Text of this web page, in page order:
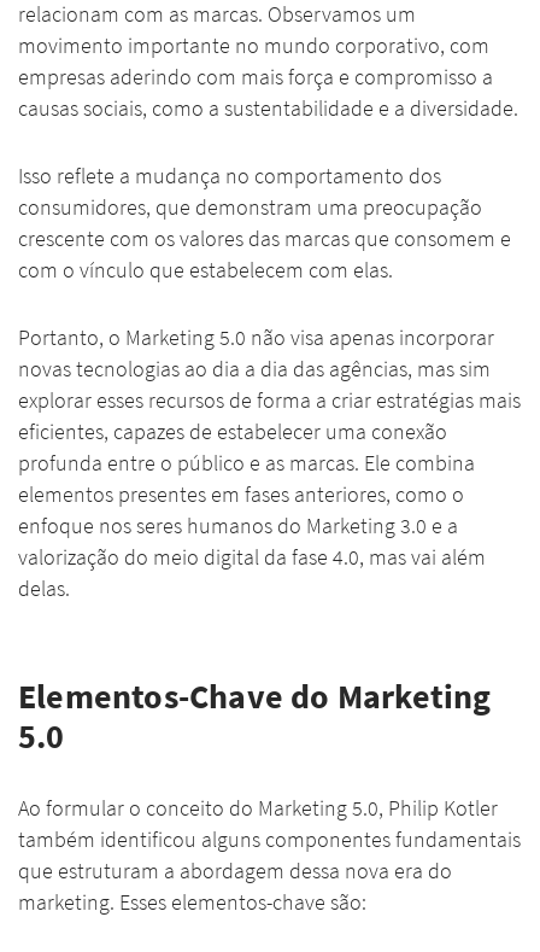
relacionam com as marcas. Observamos um
movimento importante no mundo corporativo, com
empresas aderindo com mais força e compromisso a
causas sociais, como a sustentabilidade e a diversidade.
Isso reflete a mudança no comportamento dos
consumidores, que demonstram uma preocupação
crescente com os valores das marcas que consomem e
com o vínculo que estabelecem com elas.
Portanto, o Marketing 5.0 não visa apenas incorporar
novas tecnologias ao dia a dia das agências, mas sim
explorar esses recursos de forma a criar estratégias mais
eficientes, capazes de estabelecer uma conexão
profunda entre o público e as marcas. Ele combina
elementos presentes em fases anteriores, como o
enfoque nos seres humanos do Marketing 3.0 e a
valorização do meio digital da fase 4.0, mas vai além
delas.
Elementos-Chave do Marketing
5.0
Ao formular o conceito do Marketing 5.0, Philip Kotler
também identificou alguns componentes fundamentais
que estruturam a abordagem dessa nova era do
marketing. Esses elementos-chave são: